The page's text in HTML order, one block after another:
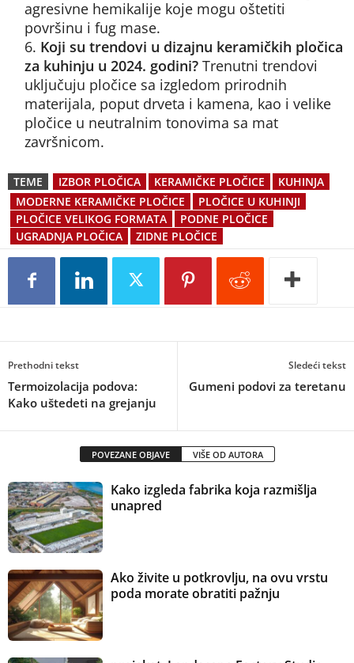
agresivne hemikalije koje mogu oštetiti
površinu i fug mase.
Koji su trendovi u dizajnu keramičkih pločica
za kuhinju u 2024. godini? Trenutni trendovi
uključuju pločice sa izgledom prirodnih
materijala, poput drveta i kamena, kao i velike
pločice u neutralnim tonovima sa mat
završnicom.
TEME IZBOR PLOČICA KERAMIČKE PLOČICE
KUHINJA
MODERNE KERAMIČKE PLOČICE
PLOČICE U KUHINJI
PLOČICE VELIKOG FORMATA
PODNE PLOČICE
UGRADNJA PLOČICA
ZIDNE PLOČICE
Prethodni tekst
Termoizolacija podova:
Kako uštedeti na grejanju
Sledeći tekst
Gumeni podovi za teretanu
POVEZANE OBJAVE VIŠE OD AUTORA
Kako izgleda fabrika koja razmišlja
unapred
Ako živite u potkrovlju, na ovu vrstu
poda morate obratiti pažnju